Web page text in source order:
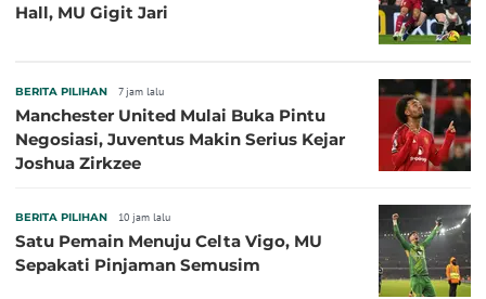
Hall, MU Gigit Jari
BERITA PILIHAN 7 jam lalu
Manchester United Mulai Buka Pintu
Negosiasi, Juventus Makin Serius Kejar
Joshua Zirkzee
BERITA PILIHAN 10 jam lalu
Satu Pemain Menuju Celta Vigo, MU
Sepakati Pinjaman Semusim